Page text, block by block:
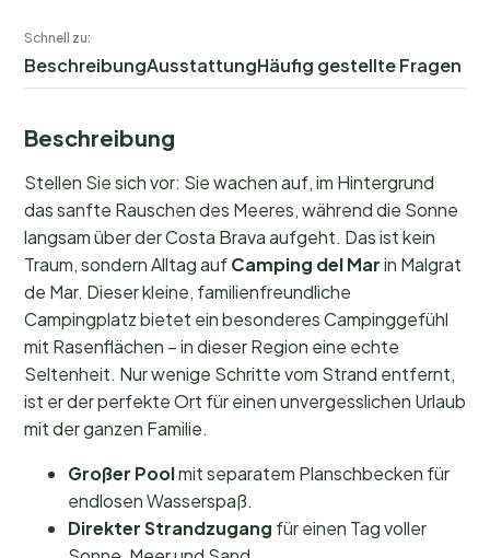
Schnell zu:
BeschreibungAusstattungHäufig gestellte Fragen
Beschreibung
Stellen Sie sich vor: Sie wachen auf, im Hintergrund
das sanfte Rauschen des Meeres, während die Sonne
langsam über der Costa Brava aufgeht. Das ist kein
Traum, sondern Alltag aufCamping del Marin Malgrat
de Mar. Dieser kleine, familienfreundliche
Campingplatz bietet ein besonderes Campinggefühl
mit Rasenflächen – in dieser Region eine echte
Seltenheit. Nur wenige Schritte vom Strand entfernt,
ist er der perfekte Ort für einen unvergesslichen Urlaub
mit der ganzen Familie.
Großer Poolmit separatem Planschbecken für
endlosen Wasserspaß.
Direkter Strandzugang für einen Tag voller